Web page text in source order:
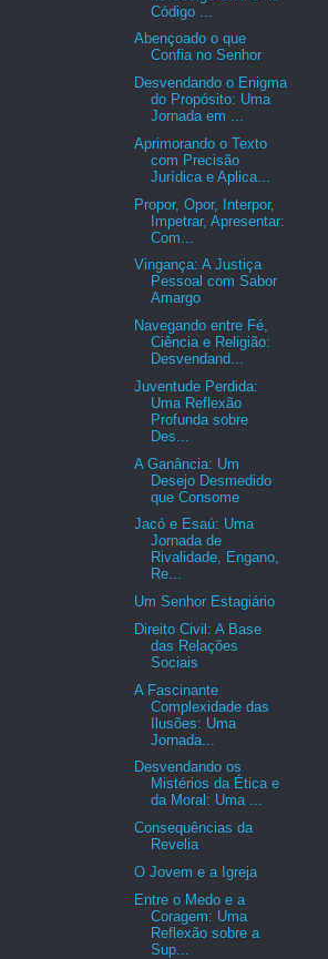
Código ...
Abençoado o que
Confia no Senhor
Desvendando o Enigma
do Propósito: Uma
Jornada em ...
Aprimorando o Texto
com Precisão
Jurídica e Aplica...
Propor, Opor, Interpor,
Impetrar, Apresentar:
Com...
Vingança: A Justiça
Pessoal com Sabor
Amargo
Navegando entre Fé,
Ciência e Religião:
Desvendand...
Juventude Perdida:
Uma Reflexão
Profunda sobre
Des...
A Ganância: Um
Desejo Desmedido
que Consome
Jacó e Esaú: Uma
Jornada de
Rivalidade, Engano,
Re...
Um Senhor Estagiário
Direito Civil: A Base
das Relações
Sociais
A Fascinante
Complexidade das
Ilusões: Uma
Jornada...
Desvendando os
Mistérios da Ética e
da Moral: Uma ...
Consequências da
Revelia
O Jovem e a Igreja
Entre o Medo e a
Coragem: Uma
Reflexão sobre a
Sup...